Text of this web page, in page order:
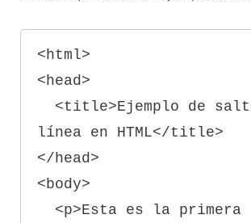
<html>
<head>
línea en HTML</title>
</head>
<body>